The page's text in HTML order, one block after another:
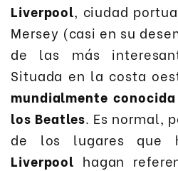
Liverpool, ciudad
Mersey (casi en su
de las más
Situada en la costa
mundialmente
los Beatles. Es normal,
de los lugares que
Liverpool hagan